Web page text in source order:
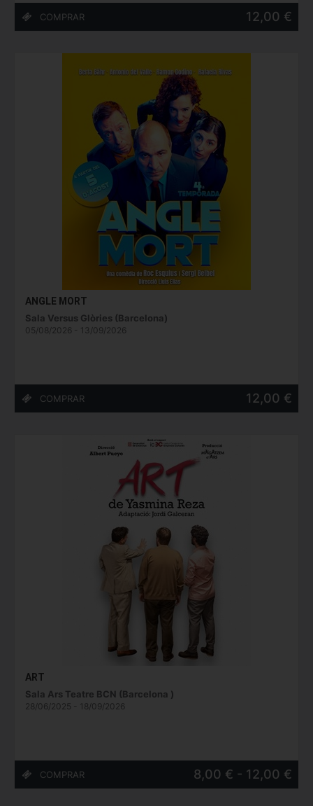
12,00 €
ANGLE MORT
Sala Versus Glòries (Barcelona)
05/08/2026 - 13/09/2026
12,00 €
ART
Sala Ars Teatre BCN (Barcelona )
28/06/2025 - 18/09/2026
8,00 € - 12,00 €